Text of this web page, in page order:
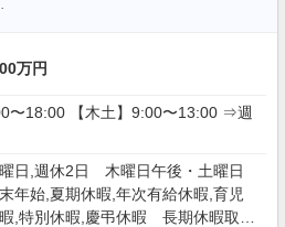
万円
〜18:00 【木土】9:00〜13:00 ⇒週
曜日,週休2日 木曜日午後・土曜日
年始,夏期休暇,年次有給休暇,育児
,特別休暇,慶弔休暇 長期休暇取得